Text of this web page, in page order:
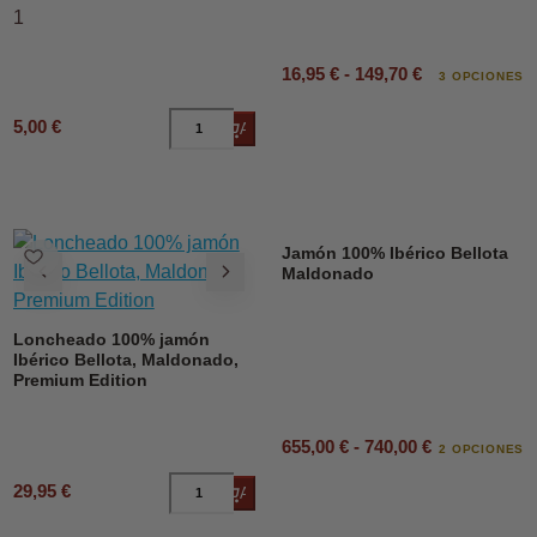
1
5,00 € Añadir al carrito
16,95 € - 149,70 € 3 OPCIONES
Loncheado 100% jamón
Ibérico Bellota, Maldonado,
Premium Edition
29,95 € Añadir al carrito
Jamón 100% Ibérico Bellota
Maldonado
655,00 € - 740,00 € 2 OPCIONES